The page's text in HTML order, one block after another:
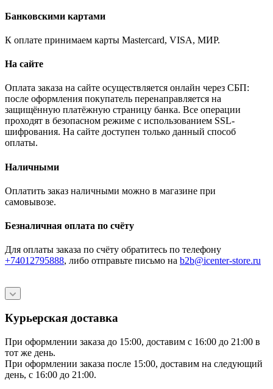
Банковскими картами
К оплате принимаем карты Mastercard, VISA, МИР.
На сайте
Оплата заказа на сайте осуществляется онлайн через СБП:
после оформления покупатель перенаправляется на
защищённую платёжную страницу банка. Все операции
проходят в безопасном режиме с использованием SSL-
шифрования. На сайте доступен только данный способ
оплаты.
Наличными
Оплатить заказ наличными можно в магазине при
самовывозе.
Безналичная оплата по счёту
Для оплаты заказа по счёту обратитесь по телефону
+74012795888, либо отправьте письмо на b2b@icenter-store.ru
Курьерская доставка
При оформлении заказа до 15:00, доставим с 16:00 до 21:00 в
тот же день.
При оформлении заказа после 15:00, доставим на следующий
день, с 16:00 до 21:00.